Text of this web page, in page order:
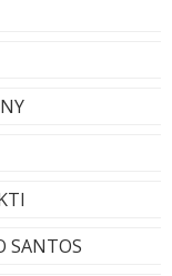
SANTOS